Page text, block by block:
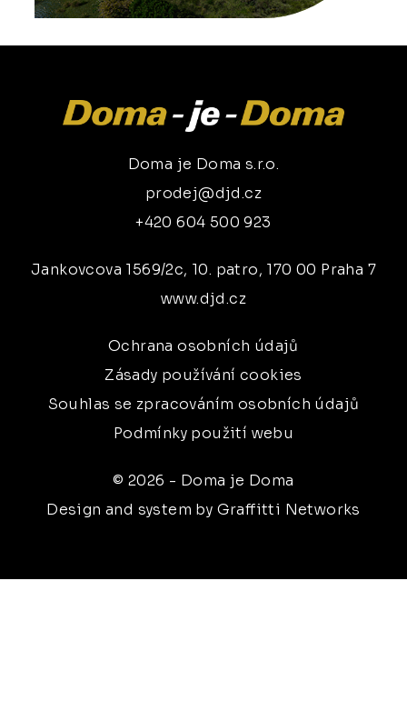
Doma je Doma s.r.o.
prodej@djd.cz
+420 604 500 923
Jankovcova 1569/2c, 10. patro, 170 00 Praha 7
www.djd.cz
Ochrana osobních údajů
Zásady používání cookies
Souhlas se zpracováním osobních údajů
Podmínky použití webu
© 2026 - Doma je Doma
Design and system by Graffitti Networks